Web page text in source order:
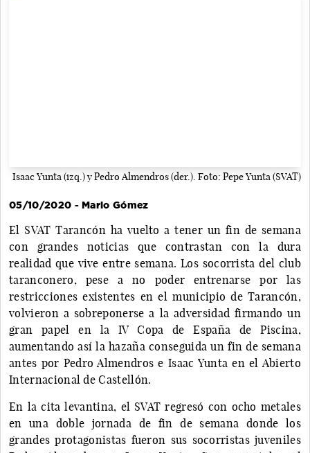
Isaac Yunta (izq.) y Pedro Almendros (der.). Foto: Pepe Yunta (SVAT)
05/10/2020 - Mario Gómez
El SVAT Tarancón ha vuelto a tener un fin de semana
con grandes noticias que contrastan con la dura
realidad que vive entre semana. Los socorrista del club
taranconero, pese a no poder entrenarse por las
restricciones existentes en el municipio de Tarancón,
volvieron a sobreponerse a la adversidad firmando un
gran papel en la IV Copa de España de Piscina,
aumentando así la hazaña conseguida un fin de semana
antes por Pedro Almendros e Isaac Yunta en el Abierto
Internacional de Castellón.
En la cita levantina, el SVAT regresó con ocho metales
en una doble jornada de fin de semana donde los
grandes protagonistas fueron sus socorristas juveniles